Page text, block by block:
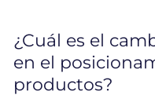
¿Cuál es el
en el
productos?